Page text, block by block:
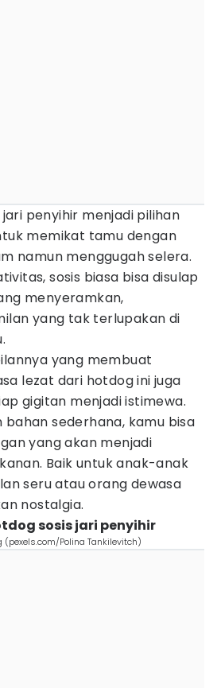
jari penyihir menjadi pilihan
memikat tamu dengan
namun menggugah selera.
sosis biasa bisa disulap
menyeramkan,
yang tak terlupakan di
yang membuat
lezat dari hotdog ini juga
gigitan menjadi istimewa.
bahan sederhana, kamu bisa
yang akan menjadi
Baik untuk anak-anak
seru atau orang dewasa
nostalgia.
sosis jari penyihir
Polina Tankilevitch)